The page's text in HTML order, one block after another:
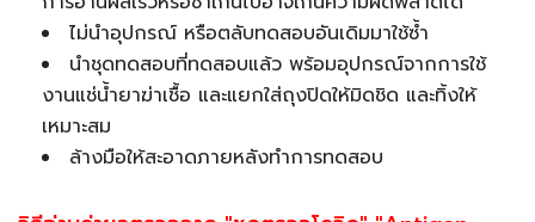
ไม่นำอุปกรณ์ หรือตลับทดสอบอันเดิมมาใช้ซ้ำ
นำชุดทดสอบที่ทดสอบแล้ว พร้อมอุปกรณ์จากการใช้
งานแช่น้ำยาฆ่าเชื้อ และแยกใส่ถุงปิดให้มิดชิด และทิ้งให้
เหมาะสม
ล้างมือให้สะอาดภายหลังทำการทดสอบ